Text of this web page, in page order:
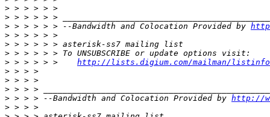
>
>
> > > > > > --Bandwidth and Colocation Provided by
>
>
>
> > > > > > http://lists.digium.com/mailman/
>
>
>
> > > > --Bandwidth and Colocation Provided by http://
>